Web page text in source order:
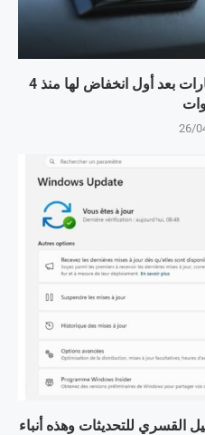
شركة BYD تحذر صناعة السيارات بعد أول انخفاض لها منذ 4
26/
القسري للتحديثات وهذه أنباء